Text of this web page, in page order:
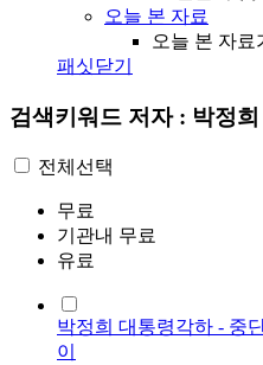
오늘 본 자료
오늘 본 자료
패싯닫기
검색키워드 저자 : 박정희
전체선택
무료
기관내 무료
유료
박정희 대통령각하 - 중
이